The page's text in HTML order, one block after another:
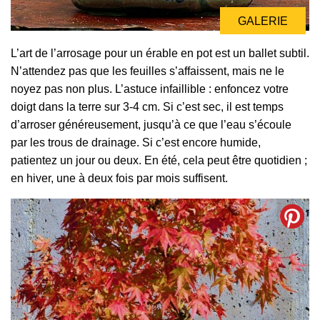
GALERIE
L’art de l’arrosage pour un érable en pot est un ballet subtil.
N’attendez pas que les feuilles s’affaissent, mais ne le
noyez pas non plus. L’astuce infaillible : enfoncez votre
doigt dans la terre sur 3-4 cm. Si c’est sec, il est temps
d’arroser généreusement, jusqu’à ce que l’eau s’écoule
par les trous de drainage. Si c’est encore humide,
patientez un jour ou deux. En été, cela peut être quotidien ;
en hiver, une à deux fois par mois suffisent.